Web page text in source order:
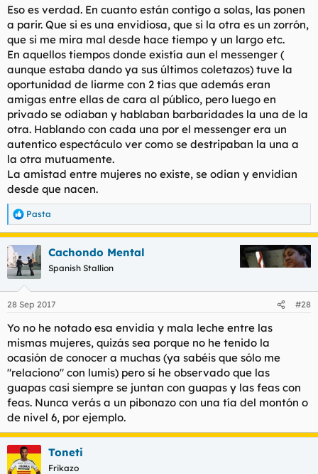
Lo jodido es ponerte a pensar en lo que te esconde ella. Pero
después de llenarle la boca de carne se te pasa rápido.
Eso es verdad. En cuanto están contigo a solas, las ponen
a parir. Que si es una envidiosa, que si la otra es un zorrón,
que si me mira mal desde hace tiempo y un largo etc.
En aquellos tiempos donde existía aun el messenger (
aunque estaba dando ya sus últimos coletazos) tuve la
oportunidad de liarme con 2 tias que además eran
amigas entre ellas de cara al público, pero luego en
privado se odiaban y hablaban barbaridades la una de la
otra. Hablando con cada una por el messenger era un
autentico espectáculo ver como se destripaban la una a
la otra mutuamente.
La amistad entre mujeres no existe, se odian y envidian
desde que nacen.
R
e
a
c
c
i
e
:
Pasta
Cachondo Mental
Spanish Stallion
28 Sep 2017 #28
Yo no he notado esa envidia y mala leche entre las
mismas mujeres, quizás sea porque no he tenido la
ocasión de conocer a muchas (ya sabéis que sólo me
"relaciono" con lumis) pero sí he observado que las
guapas casi siempre se juntan con guapas y las feas con
feas. Nunca verás a un pibonazo con una tía del montón o
de nivel 6, por ejemplo.
Toneti
Frikazo